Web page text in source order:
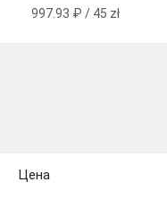
997.93 ₽ / 45 zł
Цена